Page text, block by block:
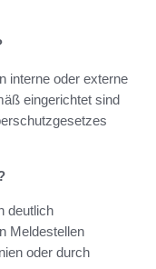
interne oder externe
eingerichtet sind
deutlich
Meldestellen
oder durch